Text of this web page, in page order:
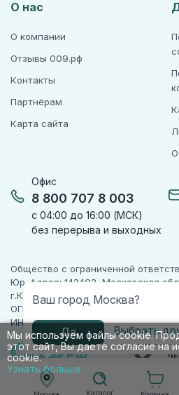
Ваш город Москва?
Да Выбрать
Каталог
Мы используем файлы cookie.
этот сайт, Вы даете согласие на
cookie.
Узнать больше
Офис
8 800 707 8 003
с 04:00 до 16:00 (МСК)
без перерыва и выходных
О нас
О компании
Отзывы 009.рф
Контакты
Партнёрам
Карта сайта
Общество с ограниченной
Юр. Адрес: 143402, Московская
г.Красногорск, ул. Жуковского, д.
ОГРН 1225000071955
ИНН 5024223277